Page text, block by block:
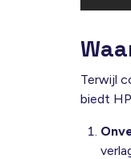
Terwijl
biedt